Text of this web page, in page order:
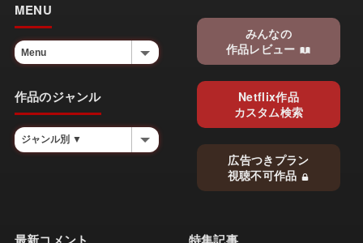
MENU
作品のジャンル
みんなの
作品レビュー
Netflix作品
カスタム検索
広告つきプラン
視聴不可作品